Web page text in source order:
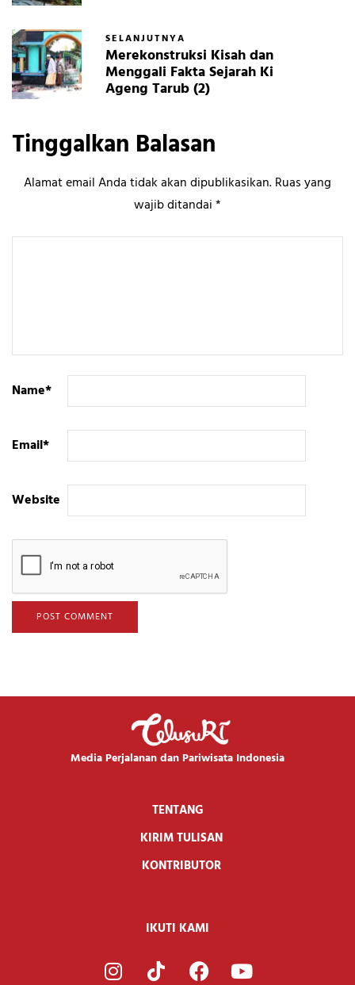
SELANJUTNYA
Merekonstruksi Kisah dan
Menggali Fakta Sejarah Ki
Ageng Tarub (2)
Tinggalkan Balasan
Alamat email Anda tidak akan dipublikasikan.Ruas yang
wajib ditandai*
Name*
Email*
Website
Media Perjalanan dan Pariwisata Indonesia
TENTANG
KIRIM TULISAN
KONTRIBUTOR
IKUTI KAMI